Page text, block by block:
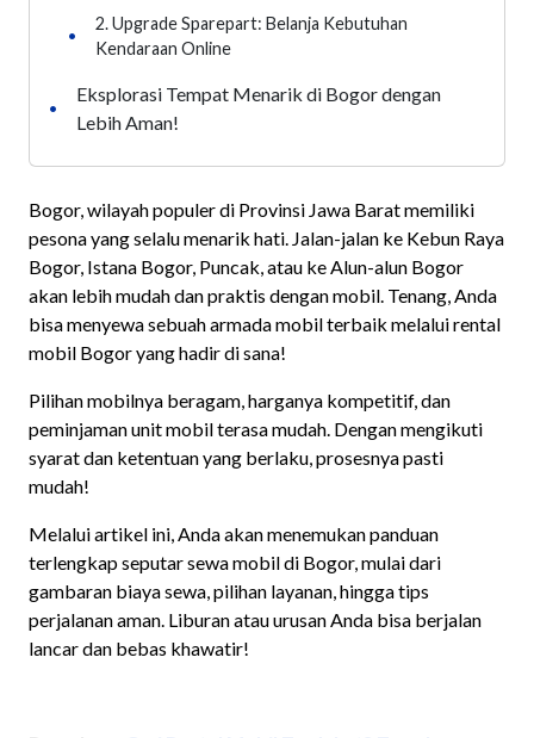
•
2. Upgrade Sparepart: Belanja Kebutuhan
Kendaraan Online
•
Eksplorasi Tempat Menarik di Bogor dengan
Lebih Aman!
Bogor, wilayah populer di Provinsi Jawa Barat memiliki
pesona yang selalu menarik hati. Jalan-jalan ke Kebun Raya
Bogor, Istana Bogor, Puncak, atau ke Alun-alun Bogor
akan lebih mudah dan praktis dengan mobil. Tenang, Anda
bisa menyewa sebuah armada mobil terbaik melalui rental
mobil Bogor yang hadir di sana!
Pilihan mobilnya beragam, harganya kompetitif, dan
peminjaman unit mobil terasa mudah. Dengan mengikuti
syarat dan ketentuan yang berlaku, prosesnya pasti
mudah!
Melalui artikel ini, Anda akan menemukan panduan
terlengkap seputar sewa mobil di Bogor, mulai dari
gambaran biaya sewa, pilihan layanan, hingga tips
perjalanan aman. Liburan atau urusan Anda bisa berjalan
lancar dan bebas khawatir!